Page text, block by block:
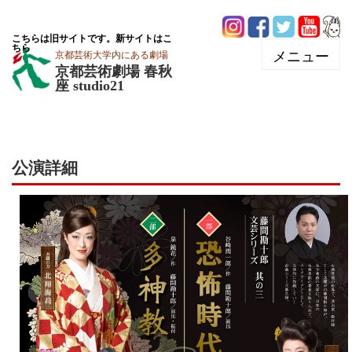
こちらは旧サイトです。新サイトはこ
ちら
京都芸術大学内にある劇場
京都芸術劇場 春秋
座 studio21
公演詳細